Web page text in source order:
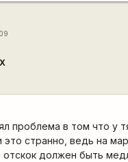
проблема в том что у
это странно, ведь на
отскок должен быть